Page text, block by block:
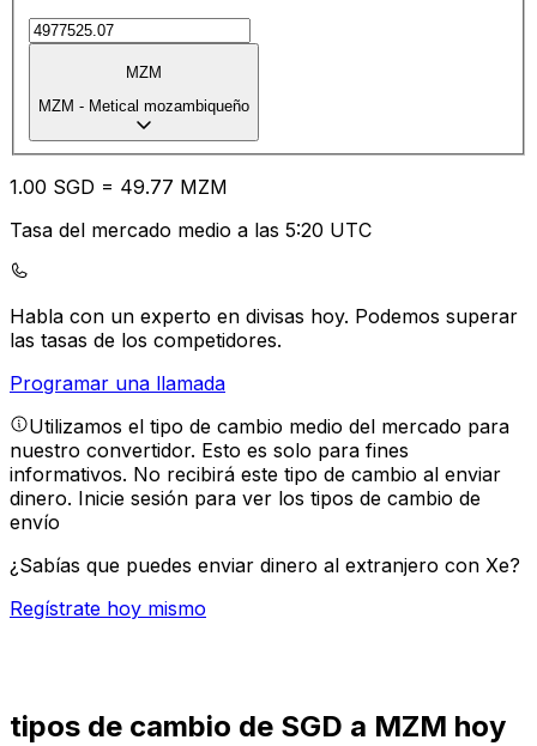
MZM
MZM - Metical mozambiqueño
1.00 SGD = 49.77 MZM
Tasa del mercado medio a las 5:20 UTC
Habla con un experto en divisas hoy. Podemos superar
las tasas de los competidores.
Programar una llamada
Utilizamos el tipo de cambio medio del mercado para
nuestro convertidor. Esto es solo para fines
informativos. No recibirá este tipo de cambio al enviar
dinero. Inicie sesión para ver los tipos de cambio de
envío
¿Sabías que puedes enviar dinero al extranjero con Xe?
Regístrate hoy mismo
tipos de cambio de SGD a MZM hoy